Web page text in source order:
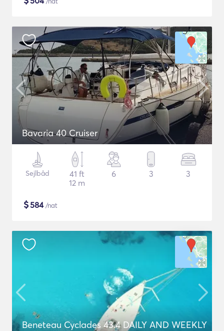
Bavaria 40 Cruiser
Sejlbåd
41 ft
12 m
6 3 3
$584/nat
Beneteau Cyclades 43.4 DAILY AND WEEKLY